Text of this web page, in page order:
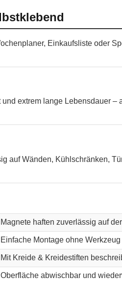
Einkaufsliste oder
extrem lange Lebensdauer
auf Wänden, Kühlschränken,
Magnete haften zuverlässig auf
Einfache Montage ohne
Mit Kreide & Kreidestiften
Oberfläche abwischbar und